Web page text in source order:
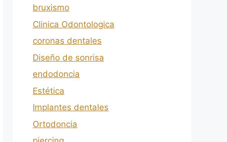
bruxismo
Clinica Odontologica
coronas dentales
Diseño de sonrisa
endodoncia
Estética
Implantes dentales
Ortodoncia